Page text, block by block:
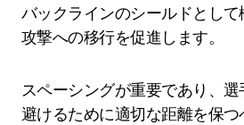
バックラインのシールドとし
攻撃への移行を促進します。
スペーシングが重要であり、
避けるために適切な距離を保